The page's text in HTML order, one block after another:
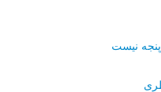
نیست